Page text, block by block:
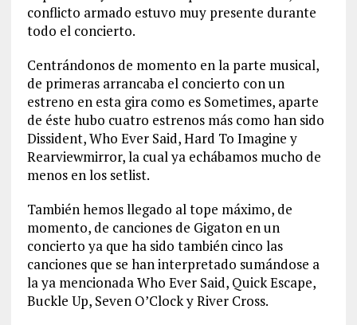
conflicto armado estuvo muy presente durante
todo el concierto.
Centrándonos de momento en la parte musical,
de primeras arrancaba el concierto con un
estreno en esta gira como es Sometimes, aparte
de éste hubo cuatro estrenos más como han sido
Dissident, Who Ever Said, Hard To Imagine y
Rearviewmirror, la cual ya echábamos mucho de
menos en los setlist.
También hemos llegado al tope máximo, de
momento, de canciones de Gigaton en un
concierto ya que ha sido también cinco las
canciones que se han interpretado sumándose a
la ya mencionada Who Ever Said, Quick Escape,
Buckle Up, Seven O’Clock y River Cross.